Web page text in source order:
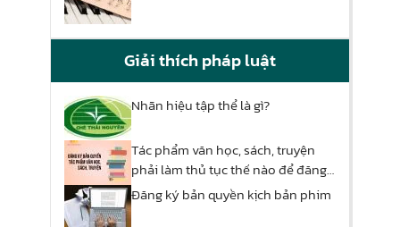
Giải thích pháp luật
Nhãn hiệu tập thể là gì?
Tác phẩm văn học, sách, truyện
phải làm thủ tục thế nào để đăng
ký quyền tác giả?
Đăng ký bản quyền kịch bản phim